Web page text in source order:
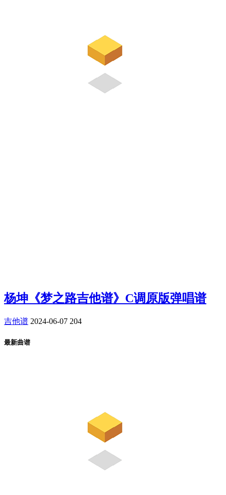
杨坤《梦之路吉他谱》C调原版弹唱谱
吉他谱 2024-06-07 204
最新曲谱